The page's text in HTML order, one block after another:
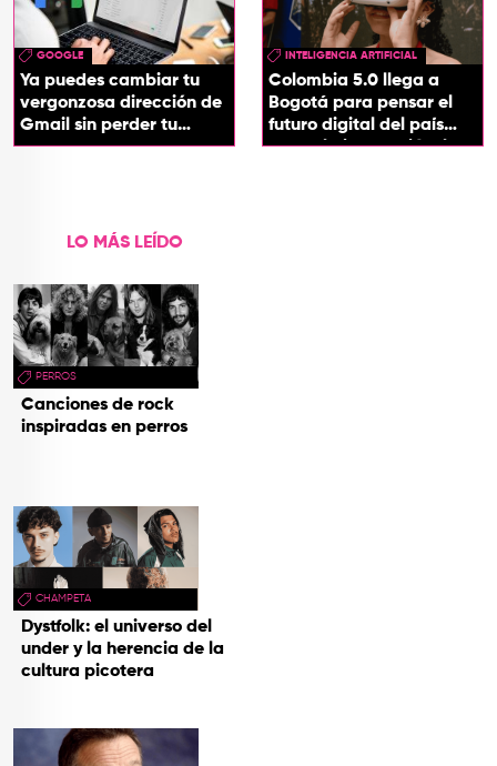
GOOGLE
Ya puedes cambiar tu
vergonzosa dirección de
Gmail sin perder tu
cuenta
INTELIGENCIA ARTIFICIAL
Colombia 5.0 llega a
Bogotá para pensar el
futuro digital del país
desde la innovación, la
LO MÁS LEÍDO
PERROS
Canciones de rock
inspiradas en perros
CHAMPETA
Dystfolk: el universo del
under y la herencia de la
cultura picotera